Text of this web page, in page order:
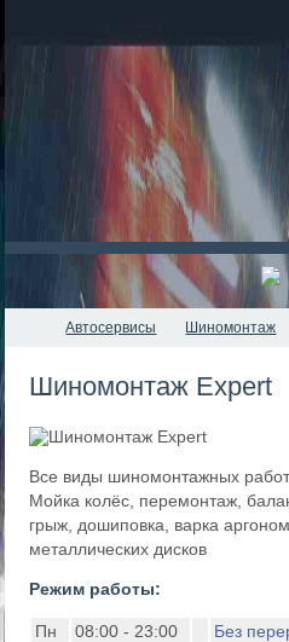
Автосервисы Шиномонтаж
Шиномонтаж Expert
Все виды шиномонтажных
Мойка колёс, перемонтаж,
грыж, дошиповка, варка
металлических дисков
Режим работы:
Пн 08:00 - 23:00
Без